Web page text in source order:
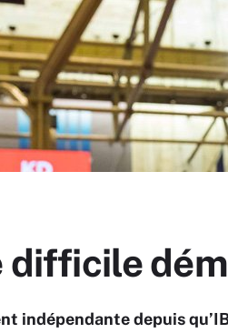
difficile
indépendante depuis